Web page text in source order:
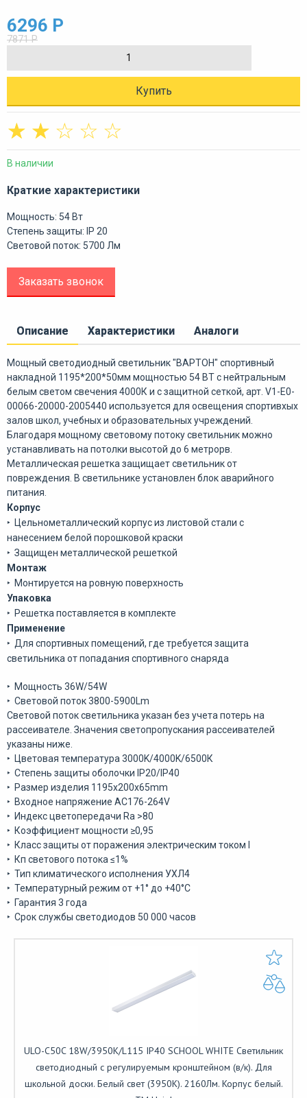
6296 Р
7871 Р
Купить
☆
☆
☆
☆
☆
В наличии
Краткие характеристики
Мощность: 54 Вт
Степень защиты: IP 20
Световой поток: 5700 Лм
Заказать звонок
Описание Характеристики Аналоги
Мощный светодиодный светильник "ВАРТОН" спортивный
накладной 1195*200*50мм мощностью 54 ВТ с нейтральным
белым светом свечения 4000К и с защитной сеткой, арт. V1-E0-
00066-20000-2005440 используется для освещения спортивхых
залов школ, учебных и образовательных учреждений.
Благодаря мощному световому потоку светильник можно
устанавливать на потолки высотой до 6 метрорв.
Металлическая решетка защищает светильник от
повреждения. В светильнике установлен блок аварийного
питания.
Корпус
‣ Цельнометаллический корпус из листовой стали с
нанесением белой порошковой краски
‣ Защищен металлической решеткой
Монтаж
‣ Монтируется на ровную поверхность
Упаковка
‣ Решетка поставляется в комплекте
Применение
‣ Для спортивных помещений, где требуется защита
светильника от попадания спортивного снаряда
‣ Мощность 36W/54W
‣ Световой поток 3800-5900Lm
Световой поток светильника указан без учета потерь на
рассеивателе. Значения светопропускания рассеивателей
указаны ниже.
‣ Цветовая температура 3000K/4000K/6500К
‣ Степень защиты оболочки IP20/IP40
‣ Размер изделия 1195х200х65mm
‣ Входное напряжение АС176-264V
‣ Индекс цветопередачи Ra >80
‣ Коэффициент мощности ≥0,95
‣ Класс защиты от поражения электрическим током I
‣ Кп светового потока ≤1%
‣ Тип климатического исполнения УХЛ4
‣ Температурный режим от +1° до +40°С
‣ Гарантия 3 года
‣ Срок службы светодиодов 50 000 часов
ULO-C50C 18W/3950К/L115 IP40 SCHOOL WHITE Светильник
светодиодный с регулируемым кронштейном (в/к). Для
школьной доски. Белый свет (3950K). 2160Лм. Корпус белый.